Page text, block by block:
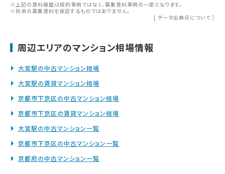
※上記の賃料履歴は成約事例ではなく、募集賃料事例の一部となります。
※将来の募集賃料を保証するものではありません。
[ データ出典元について ］
周辺エリアのマンション相場情報
大宮駅の中古マンション相場
大宮駅の賃貸マンション相場
京都市下京区の中古マンション相場
京都市下京区の賃貸マンション相場
大宮駅の中古マンション一覧
京都市下京区の中古マンション一覧
京都府の中古マンション一覧